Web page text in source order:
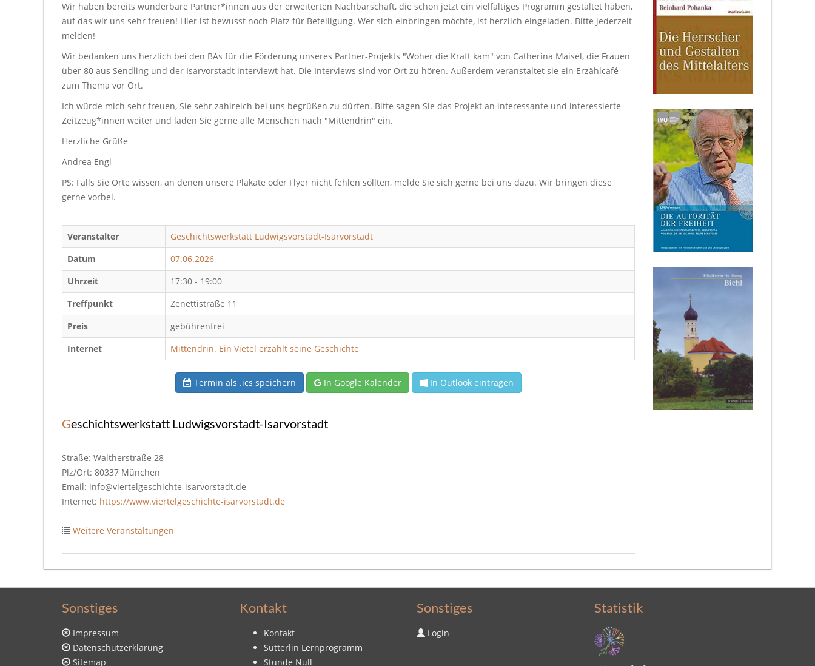
Wir haben bereits wunderbare Partner*innen aus der erweiterten Nachbarschaft, die schon jetzt ein vielfältiges Programm gestaltet haben,
auf das wir uns sehr freuen! Hier ist bewusst noch Platz für Beteiligung. Wer sich einbringen möchte, ist herzlich eingeladen. Bitte jederzeit
melden!
Wir bedanken uns herzlich bei den BAs für die Förderung unseres Partner-Projekts "Woher die Kraft kam" von Catherina Maisel, die Frauen
über 80 aus Sendling und der Isarvorstadt interviewt hat. Die Interviews sind vor Ort zu hören. Außerdem veranstaltet sie ein Erzählcafé
zum Thema vor Ort.
Ich würde mich sehr freuen, Sie sehr zahlreich bei uns begrüßen zu dürfen. Bitte sagen Sie das Projekt an interessante und interessierte
Zeitzeug*innen weiter und laden Sie gerne alle Menschen nach "Mittendrin" ein.
Herzliche Grüße
Andrea Engl
PS: Falls Sie Orte wissen, an denen unsere Plakate oder Flyer nicht fehlen sollten, melde Sie sich gerne bei uns dazu. Wir bringen diese
gerne vorbei.
Veranstalter
Geschichtswerkstatt Ludwigsvorstadt-Isarvorstadt
Datum
07.06.2026
Uhrzeit
17:30 - 19:00
Treffpunkt
Zenettistraße 11
Preis
gebührenfrei
Internet
Mittendrin. Ein Vietel erzählt seine Geschichte
Termin als .ics speichern In Google Kalender In Outlook eintragen
Geschichtswerkstatt Ludwigsvorstadt-Isarvorstadt
Straße: Waltherstraße 28
Plz/Ort: 80337 München
Email: info@viertelgeschichte-isarvorstadt.de
Internet: https://www.viertelgeschichte-isarvorstadt.de
Weitere Veranstaltungen
Sonstiges
Impressum
Datenschutzerklärung
Sitemap
Kontakt
Kontakt
Sütterlin Lernprogramm
Stunde Null
Sonstiges
Login
Statistik